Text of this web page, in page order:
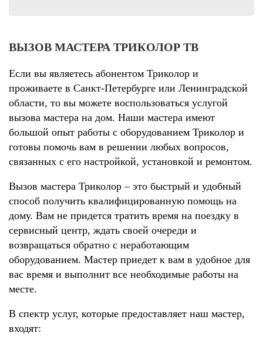
ВЫЗОВ МАСТЕРА ТРИКОЛОР ТВ
Если вы являетесь абонентом Триколор и
проживаете в Санкт-Петербурге или Ленинградской
области, то вы можете воспользоваться услугой
вызова мастера на дом. Наши мастера имеют
большой опыт работы с оборудованием Триколор и
готовы помочь вам в решении любых вопросов,
связанных с его настройкой, установкой и ремонтом.
Вызов мастера Триколор – это быстрый и удобный
способ получить квалифицированную помощь на
дому. Вам не придется тратить время на поездку в
сервисный центр, ждать своей очереди и
возвращаться обратно с неработающим
оборудованием. Мастер приедет к вам в удобное для
вас время и выполнит все необходимые работы на
месте.
В спектр услуг, которые предоставляет наш мастер,
входят: